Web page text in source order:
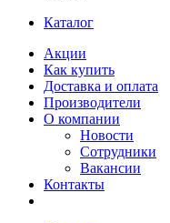
Каталог
Акции
Как купить
Доставка и оплата
Производители
О компании
Новости
Сотрудники
Вакансии
Контакты